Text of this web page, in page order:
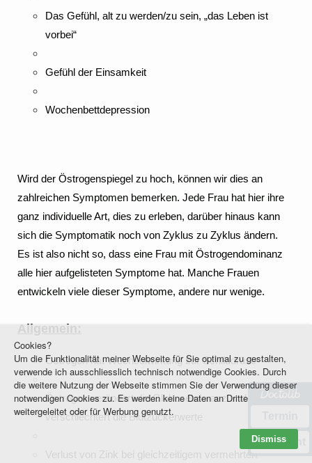
Nachricht
Das Gefühl, alt zu werden/zu sein, „das Leben ist
vorbei“
Gefühl der Einsamkeit
Wochenbettdepression
Wird der Östrogenspiegel zu hoch, können wir dies an
zahlreichen Symptomen bemerken. Jede Frau hat hier ihre
ganz individuelle Art, dies zu erleben, darüber hinaus kann
sich die Symptomatik noch von Zyklus zu Zyklus ändern.
Es ist also nicht so, dass eine Frau mit Östrogendominanz
alle hier aufgelisteten Symptome hat. Manche Frauen
entwickeln viele dieser Symptome, andere nur wenige.
Allgemein:
Östrogen hat Wechselwirkung zur Schilddrüse
Östrogen verändert die Glukosetoleranz und
verschlechtert die Blutzuckerwerte
Cookies?
Um die Funktionalität meiner Webseite für Sie optimal zu gestalten,
verwende ich ausschliesslich technisch notwendige Cookies. Durch
die weitere Nutzung der Webseite stimmen Sie der Verwendung dieser
notwendigen Cookies zu. Es werden keine Daten an Dritte
weitergeleitet oder für Werbung genutzt.
Dismiss